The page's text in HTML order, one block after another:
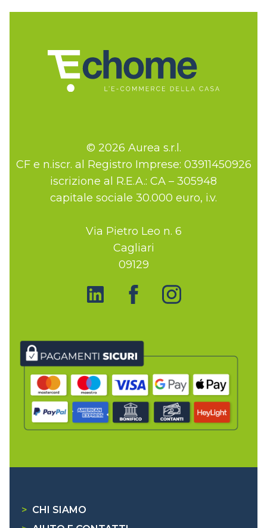
© 2026 Aurea s.r.l.
CF e n.iscr. al Registro Imprese: 03911450926
iscrizione al R.E.A.: CA – 305948
capitale sociale 30.000 euro, i.v.
Via Pietro Leo n. 6
Cagliari
09129
> CHI SIAMO